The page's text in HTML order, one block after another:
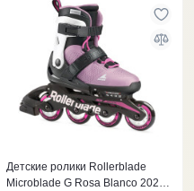
Детские ролики Rollerblade
Microblade G Rosa Blanco 2021